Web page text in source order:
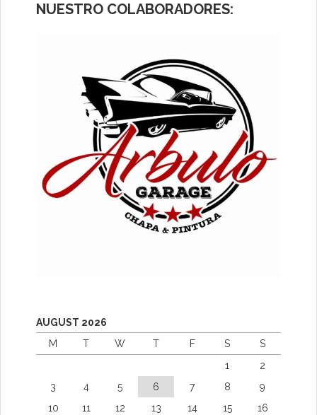
NUESTRO COLABORADORES:
AUGUST 2026
M
T W T F S
S
1
2
3
4 5 6 7 8
9
10
11 12 13 14 15
16